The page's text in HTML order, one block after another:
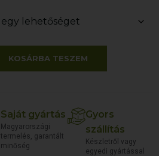
KOSÁRBA TESZEM
Saját gyártás
Magyarországi
termelés, garantált
minőség
Gyors
szállítás
Készletről vagy
egyedi gyártással